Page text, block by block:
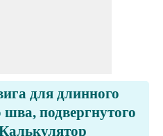
для длинного
шва, подвергнутого